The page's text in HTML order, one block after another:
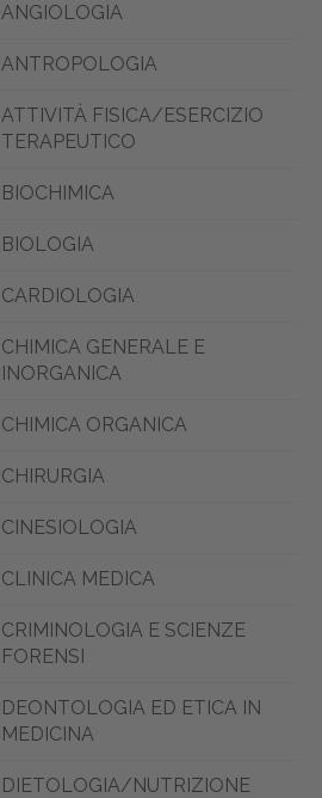
ANGIOLOGIA
ANTROPOLOGIA
ATTIVITÀ FISICA/ESERCIZIO
TERAPEUTICO
BIOCHIMICA
BIOLOGIA
CARDIOLOGIA
CHIMICA GENERALE E
INORGANICA
CHIMICA ORGANICA
CHIRURGIA
CINESIOLOGIA
CLINICA MEDICA
CRIMINOLOGIA E SCIENZE
FORENSI
DEONTOLOGIA ED ETICA IN
MEDICINA
DIETOLOGIA/NUTRIZIONE